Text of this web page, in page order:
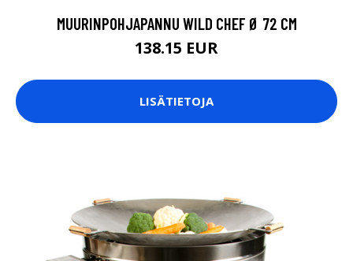
MUURINPOHJAPANNU WILD CHEF Ø 72 CM
138.15 EUR
LISÄTIETOJA